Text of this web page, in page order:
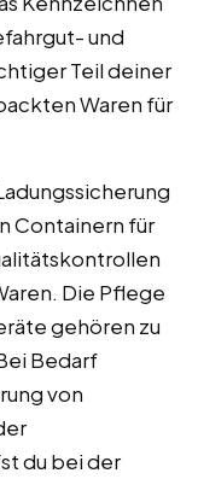
und
Teil deiner
Waren für
Containern für
Die Pflege
gehören zu
Bedarf
von
du bei der